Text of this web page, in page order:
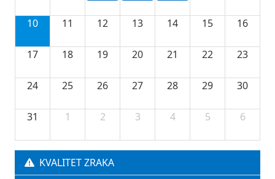
10 11 12 13 14 15 16
17 18 19 20 21 22 23
24 25 26 27 28 29 30
31 1 2 3 4 5 6
KVALITET ZRAKA